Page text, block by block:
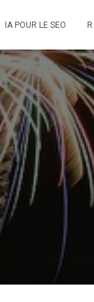
IA POUR LE SEO